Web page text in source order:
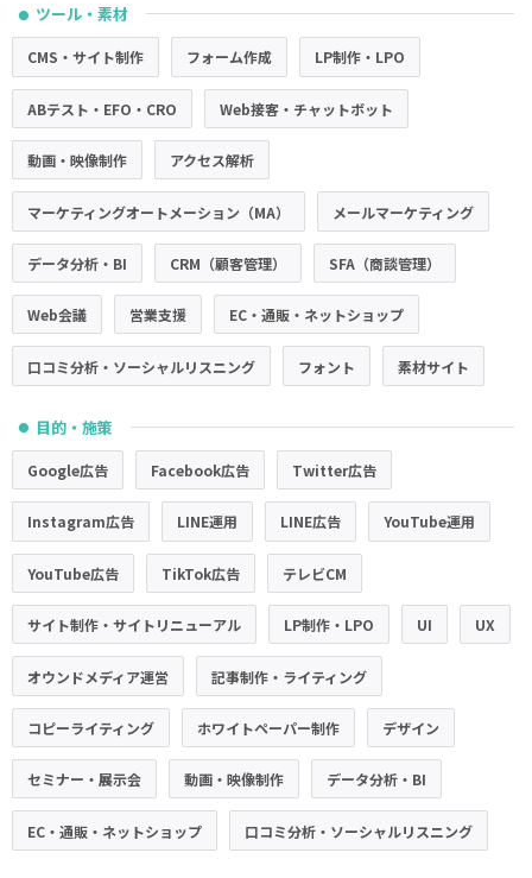
● ツール・素材
CMS・サイト制作 フォーム作成 LP制作・LPO
ABテスト・EFO・CRO Web接客・チャットボット
動画・映像制作 アクセス解析
マーケティングオートメーション（MA） メールマーケティング
データ分析・BI CRM（顧客管理） SFA（商談管理）
Web会議 営業支援 EC・通販・ネットショップ
口コミ分析・ソーシャルリスニング フォント 素材サイト
● 目的・施策
Google広告 Facebook広告 Twitter広告
Instagram広告 LINE運用 LINE広告 YouTube運用
YouTube広告 TikTok広告 テレビCM
サイト制作・サイトリニューアル LP制作・LPO UI UX
オウンドメディア運営 記事制作・ライティング
コピーライティング ホワイトペーパー制作 デザイン
セミナー・展示会 動画・映像制作 データ分析・BI
EC・通販・ネットショップ 口コミ分析・ソーシャルリスニング